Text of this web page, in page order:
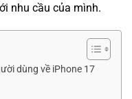
nhu cầu của mình.
dùng về iPhone 17